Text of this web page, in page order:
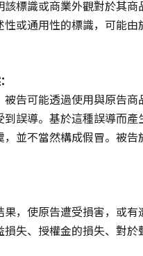
標識或商業外觀對於其
或通用性的標識，可能
告可能透過使用與原告
誤導。基於這種誤導而
並不當然構成假冒。被
，使原告遭受損害，或
失、授權金的損失、對